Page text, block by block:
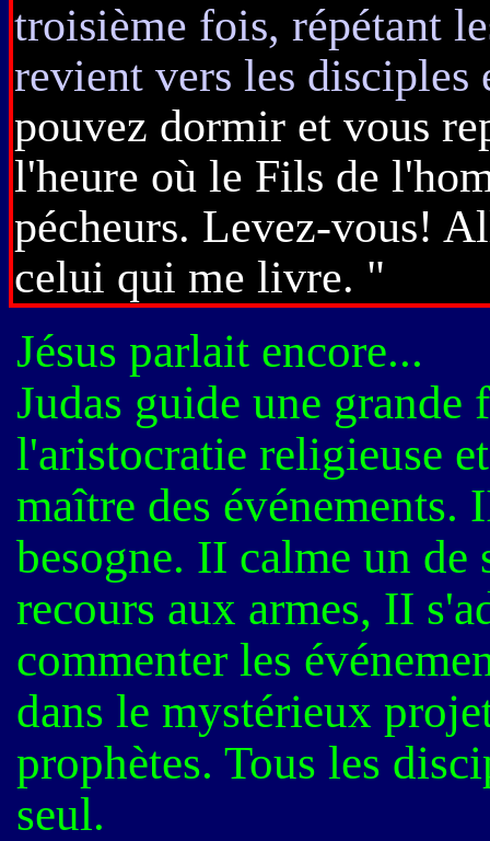
troisième fois, répétant
revient vers les disciples
pouvez dormir et vous
l'heure où le Fils de
pécheurs. Levez-vous!
celui qui me livre. "
Jésus parlait encore...
Judas guide une grande
l'aristocratie religieuse
maître des événements.
besogne. II calme un de
recours aux armes, II
commenter les
dans le mystérieux
prophètes. Tous les
seul.